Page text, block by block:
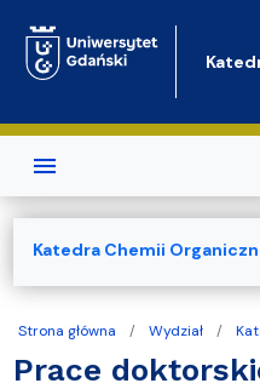
Strona główna Wydział
Prace
Katedra Chemii